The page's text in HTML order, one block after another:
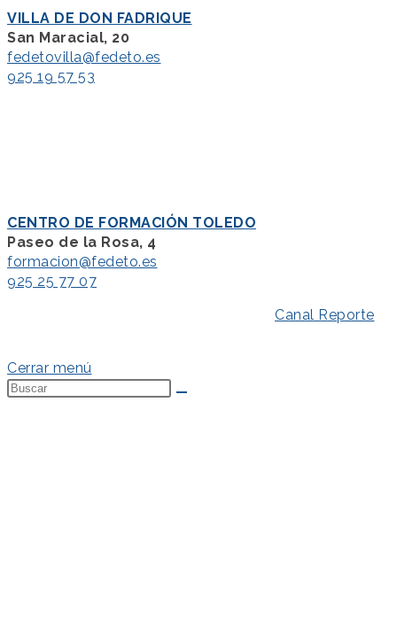
VILLA DE DON FADRIQUE
San Maracial, 20
fedetovilla@fedeto.es
925 19 57 53
CENTRO DE FORMACIÓN TOLEDO
Paseo de la Rosa, 4
formacion@fedeto.es
925 25 77 07
Canal Reporte
Cerrar menú